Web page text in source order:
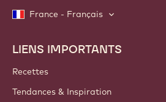
France - Français
Footer
Callebaut
LIENS IMPORTANTS
Recettes
Tendances & Inspiration